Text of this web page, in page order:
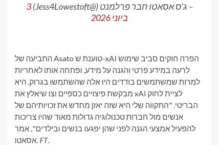
– ג'ס אסאטו חבר פרלמנט (@Jess4Lowestoft)
3
ביוני 2026
התביעה של Asato טוענת ש-xAI הפרה חוקים סביב שימוש
לרעה במידע פרטי והגנה על מידע, ופתחה אותו לאחריות
למרות שמשתמשים בודדים היו אלה שהשתמשו בגרוק. היא
מבקשת פיצויים כספיים וצו שיאלץ את xAI לציית לחוק
הבריטי. "התקווה שלי היא שזה יאזן מחדש את זכויותיהם של
אנשים מול חברות טכנולוגיה גדולות מאוד שהיו צריכות
להפעיל אמצעי הגנה לפני שהן יפגעו בנשים ובילדים", אמר
אסאטו. FT.